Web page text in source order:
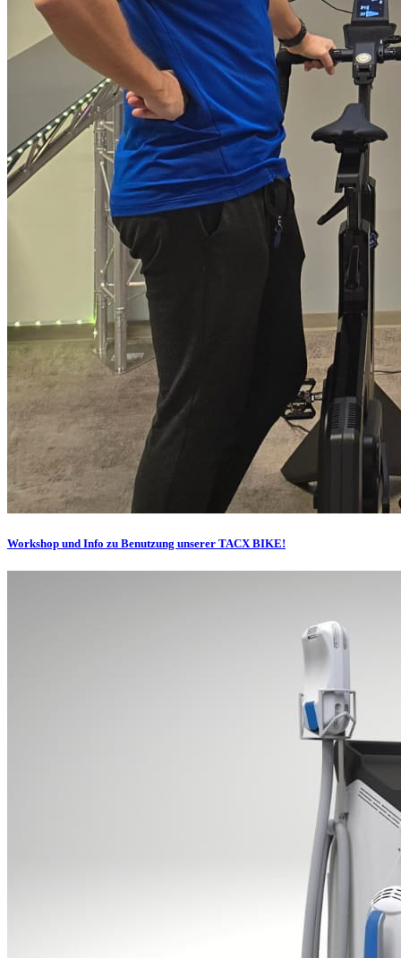
Workshop und Info zu Benutzung unserer TACX BIKE!